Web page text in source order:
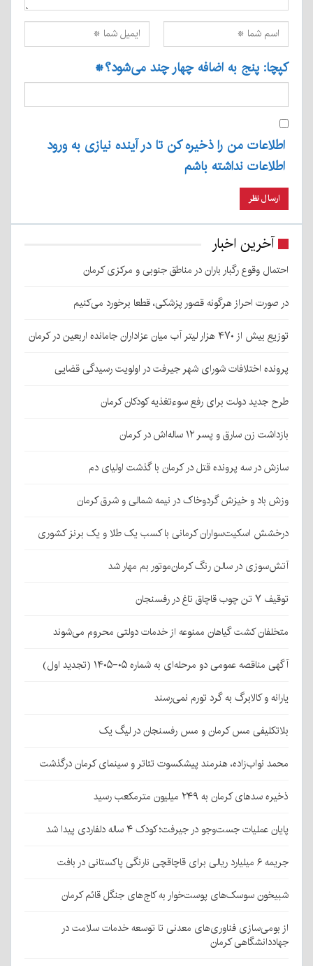
کپچا: پنج به اضافه چهار چند می‌شود؟*
اطلاعات من را ذخیره کن تا در آینده نیازی به ورود
اطلاعات نداشته باشم
آخرین اخبار
احتمال وقوع رگبار باران در مناطق جنوبی و مرکزی کرمان
در صورت احراز هرگونه قصور پزشکی، قطعا برخورد می‌کنیم
توزیع بیش از ۴۷۰ هزار لیتر آب میان عزاداران جامانده اربعین در کرمان
پرونده اختلافات شورای شهر جیرفت در اولویت رسیدگی قضایی
طرح جدید دولت برای رفع سوءتغذیه کودکان کرمان
بازداشت زن سارق و پسر ۱۲ ساله‌اش در کرمان
سازش در سه پرونده قتل در کرمان با گذشت اولیای دم
وزش باد و خیزش گردوخاک در نیمه شمالی و شرق کرمان
درخشش اسکیت‌سواران کرمانی با کسب یک طلا و یک برنز کشوری
آتش‌سوزی در سالن رنگ کرمان‌موتور بم مهار شد
توقیف ۷ تن چوب قاچاق تاغ در رفسنجان
متخلفان کشت گیاهان ممنوعه از خدمات دولتی محروم می‌شوند
آگهی مناقصه عمومی دو مرحله‌ای به شماره ۰۵-۱۴۰۵ (تجدید اول)
یارانه و کالابرگ به گرد تورم نمی‌رسند
بلاتکلیفی مس کرمان و مس رفسنجان در لیگ یک
محمد نواب‌زاده، هنرمند پیشکسوت تئاتر و سینمای کرمان درگذشت
ذخیره سدهای کرمان به ۲۴۹ میلیون مترمکعب رسید
پایان عملیات جست‌وجو در جیرفت؛ کودک ۴ ساله دلفاردی پیدا شد
جریمه ۶ میلیارد ریالی برای قاچاقچی نارنگی پاکستانی در بافت
شبیخون سوسک‌های پوست‌خوار به کاج‌های جنگل قائم کرمان
از بومی‌سازی فناوری‌های معدنی تا توسعه خدمات سلامت در
جهاددانشگاهی کرمان